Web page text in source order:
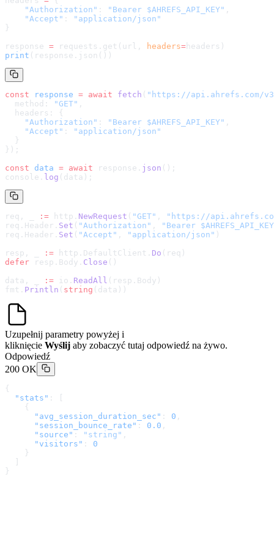
    "Authorization"
: "Bearer $AHREFS_API_KEY" ,
    "Accept"
:
"application/json"
}
response = requests.get(url, headers= headers )
print (response.json())
const response = await fetch ( " https://api.ahrefs.com/
  method:
"GET" ,
  headers: {
    "Authorization"
: "Bearer $AHREFS_API_KEY" ,
    "Accept"
:
"application/json"
  }
});
const data = await response. json ();
console. log (data);
req, _ := http. NewRequest ( "GET" , " https://
req.Header. Set ( "Authorization" ,
"Bearer
req.Header. Set ( "Accept" , "application/json" )
resp, _
:= http.DefaultClient. Do (req)
defer resp.Body. Close ()
data, _
:= io. ReadAll (resp.Body)
fmt. Println ( string (data))
Uzupełnij parametry powyżej i
kliknięcie Wyślij aby zobaczyć tutaj odpowiedź na żywo.
Odpowiedź
200 OK
{
  "stats"
: [
    {
      "avg_session_duration_sec"
: 0 ,
      "session_bounce_rate"
: 0.0 ,
      "source"
: "string" ,
      "visitors"
: 0
    }
}